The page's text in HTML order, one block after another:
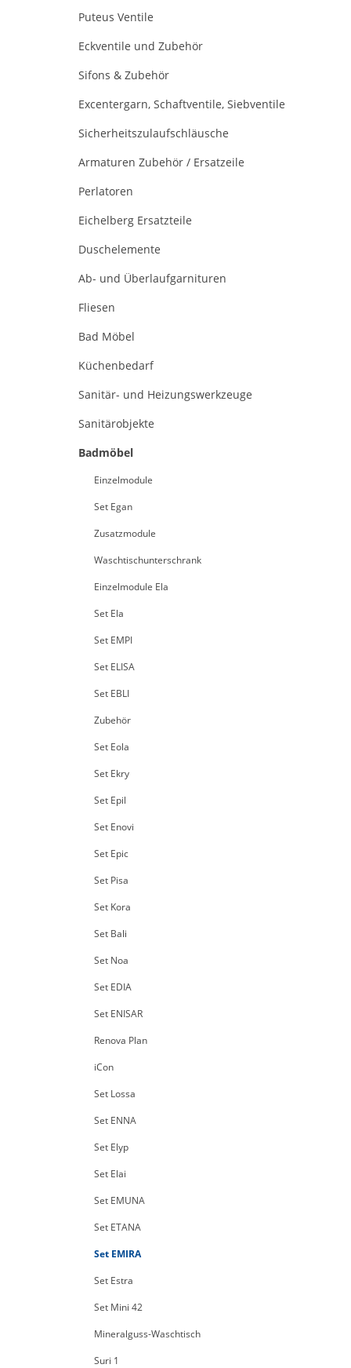
Puteus Ventile
Eckventile und Zubehör
Sifons & Zubehör
Excentergarn, Schaftventile, Siebventile
Sicherheitszulaufschläusche
Armaturen Zubehör / Ersatzeile
Perlatoren
Eichelberg Ersatzteile
Duschelemente
Ab- und Überlaufgarnituren
Fliesen
Bad Möbel
Küchenbedarf
Sanitär- und Heizungswerkzeuge
Sanitärobjekte
Badmöbel
Einzelmodule
Set Egan
Zusatzmodule
Waschtischunterschrank
Einzelmodule Ela
Set Ela
Set EMPI
Set ELISA
Set EBLI
Zubehör
Set Eola
Set Ekry
Set Epil
Set Enovi
Set Epic
Set Pisa
Set Kora
Set Bali
Set Noa
Set EDIA
Set ENISAR
Renova Plan
iCon
Set Lossa
Set ENNA
Set Elyp
Set Elai
Set EMUNA
Set ETANA
Set EMIRA
Set Estra
Set Mini 42
Mineralguss-Waschtisch
Suri 1